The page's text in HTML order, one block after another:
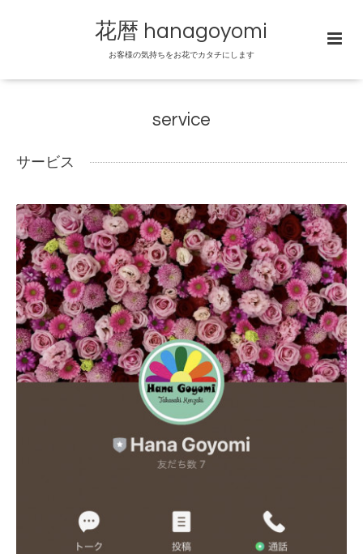
花暦 hanagoyomi
お客様の気持ちをお花でカタチにします
service
サービス